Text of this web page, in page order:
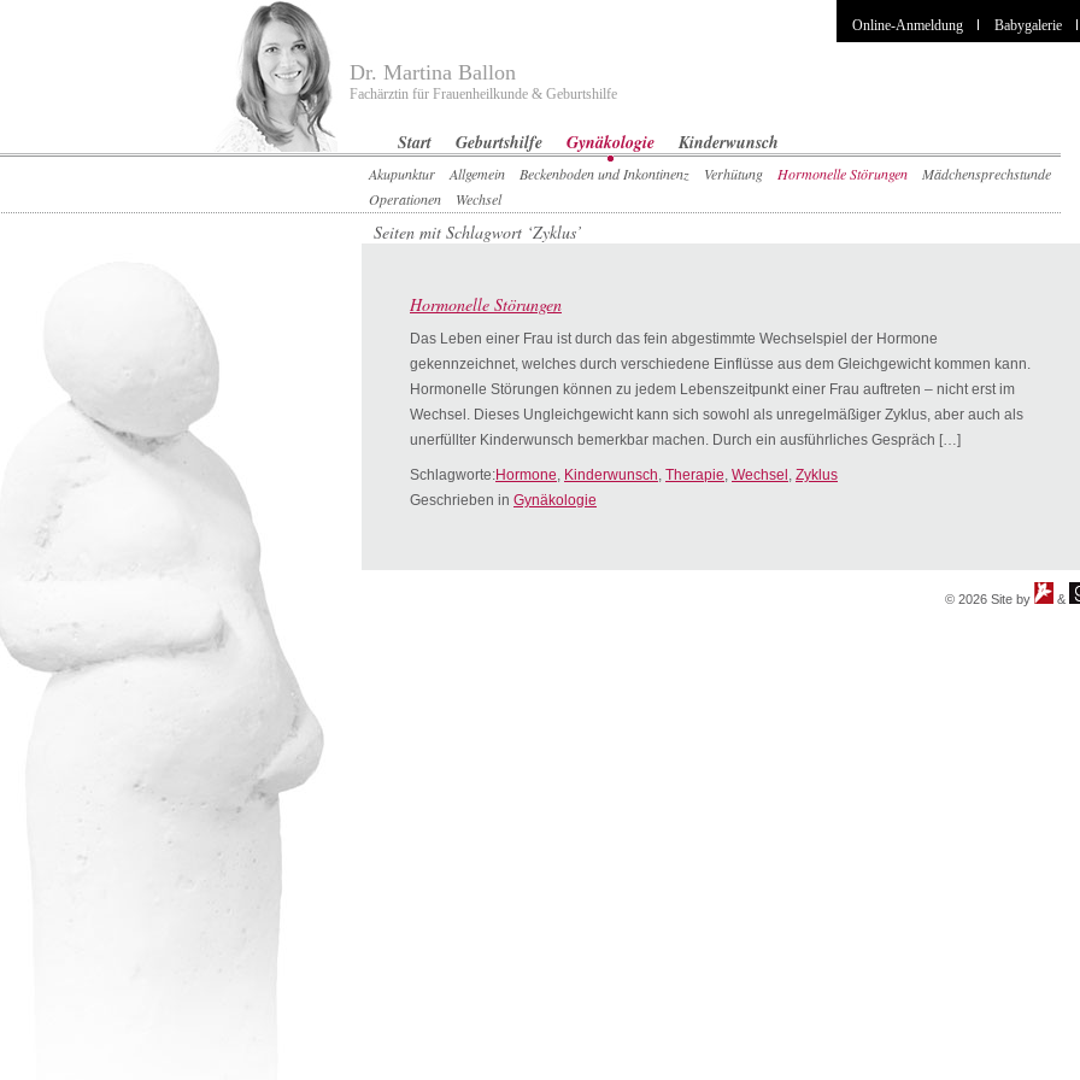
Dr. Martina Ballon
Fachärztin für Frauenheilkunde & Geburtshilfe
Start Geburtshilfe Gynäkologie Kinderwunsch
Akupunktur Allgemein Beckenboden und Inkontinenz Verhütung Hormonelle Störungen
Mädchensprechstunde
Operationen
Wechsel
Online-Anmeldung Babygalerie
Seiten mit Schlagwort ‘Zyklus’
Hormonelle Störungen
Das Leben einer Frau ist durch das fein abgestimmte Wechselspiel der Hormone
gekennzeichnet, welches durch verschiedene Einflüsse aus dem Gleichgewicht kommen kann.
Hormonelle Störungen können zu jedem Lebenszeitpunkt einer Frau auftreten – nicht erst im
Wechsel. Dieses Ungleichgewicht kann sich sowohl als unregelmäßiger Zyklus, aber auch als
unerfüllter Kinderwunsch bemerkbar machen. Durch ein ausführliches Gespräch […]
Schlagworte:Hormone Kinderwunsch Therapie Wechsel Zyklus
Geschrieben in Gynäkologie
© 2026 Site by &